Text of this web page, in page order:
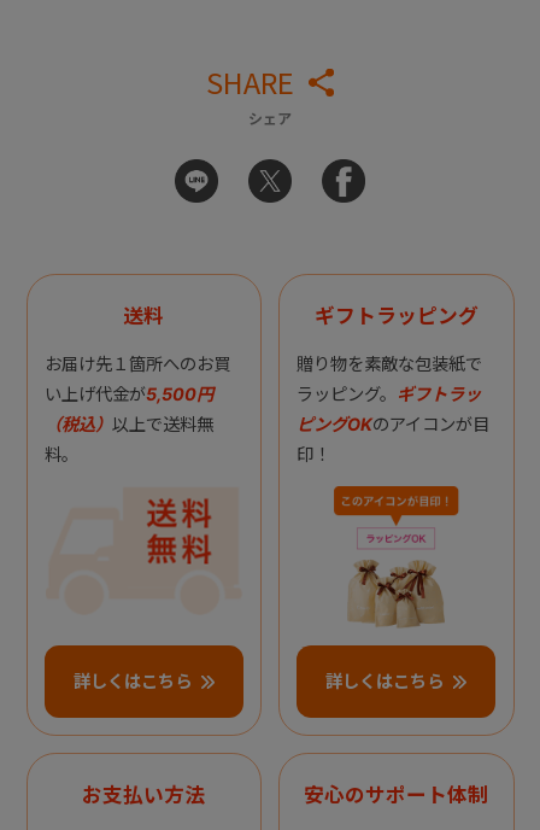
SHARE
シェア
送料
お届け先１箇所へのお買
い上げ代金が5,500円
（税込） 以上で送料無
料。
詳しくはこちら
ギフトラッピング
贈り物を素敵な包装紙で
ラッピング。 ギフトラッ
ピングOKのアイコンが目
印！
詳しくはこちら
お支払い方法 安心のサポート体制